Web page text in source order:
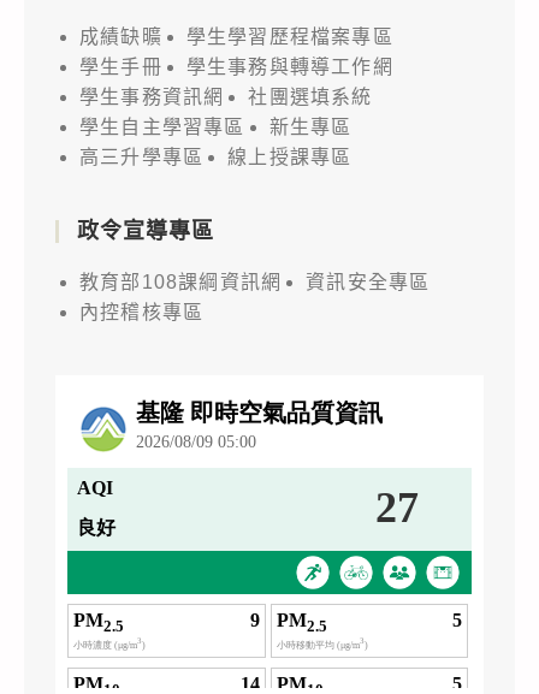
成績缺曠
學生學習歷程檔案專區
學生手冊
學生事務與轉導工作網
學生事務資訊網
社團選填系統
學生自主學習專區
新生專區
高三升學專區
線上授課專區
政令宣導專區
教育部108課綱資訊網
資訊安全專區
內控稽核專區